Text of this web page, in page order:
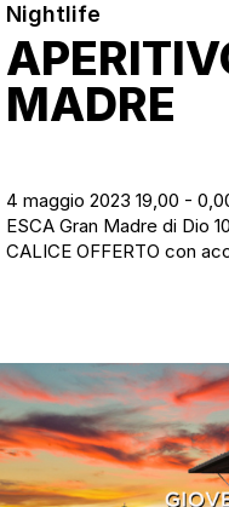
Nightlife
MADRE
4 maggio 2023 19,00 -
ESCA Gran Madre di Dio
CALICE OFFERTO con